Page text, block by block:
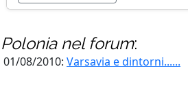
Polonianel forum:
01/08/2010: Varsavia e dintorni......